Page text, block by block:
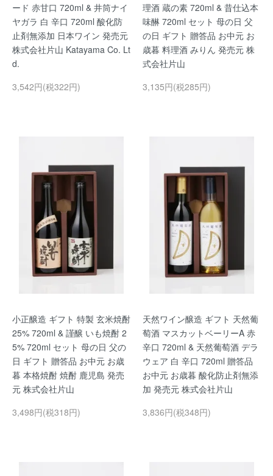
ード 赤甘口 720ml & 井筒ナイ
ヤガラ 白 辛口 720ml 酸化防
止剤無添加 日本ワイン 発売元
株式会社片山 Katayama Co. Lt
d.
3,542円(税322円)
理酒 蔵の素 720ml & 昔仕込本
味醂 720ml セット 母の日 父
の日 ギフト 贈答品 お中元 お
歳暮 料理酒 みりん 発売元 株
式会社片山
3,135円(税285円)
小正醸造 ギフト 特製 玄米焼酎
25% 720ml & 謹醸 いも焼酎 2
5% 720ml セット 母の日 父の
日 ギフト 贈答品 お中元 お歳
暮 本格焼酎 焼酎 鹿児島 発売
元 株式会社片山
3,498円(税318円)
天然ワイン醸造 ギフト 天然葡
萄酒 マスカットベーリーA 赤
辛口 720ml & 天然葡萄酒 デラ
ウェア 白 辛口 720ml 贈答品
お中元 お歳暮 酸化防止剤無添
加 発売元 株式会社片山
3,836円(税348円)